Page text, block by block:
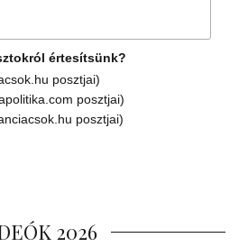
értesítsünk?
posztjai)
posztjai)
posztjai)
2026